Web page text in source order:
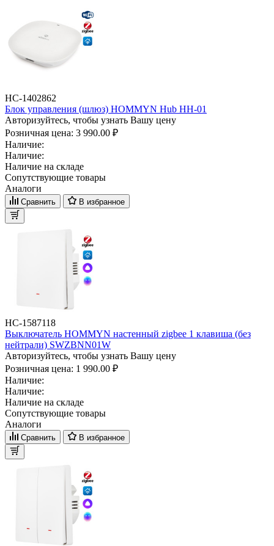
НС-1402862
Блок управления (шлюз) HOMMYN Hub HH-01
Авторизуйтесь, чтобы узнать Вашу цену
Розничная цена: 3 990.00 ₽
Наличие:
Наличие:
Наличие на складе
Сопутствующие товары
Аналоги
Сравнить В избранное
НС-1587118
Выключатель HOMMYN настенный zigbee 1 клавиша (без
нейтрали) SWZBNN01W
Авторизуйтесь, чтобы узнать Вашу цену
Розничная цена: 1 990.00 ₽
Наличие:
Наличие:
Наличие на складе
Сопутствующие товары
Аналоги
Сравнить В избранное